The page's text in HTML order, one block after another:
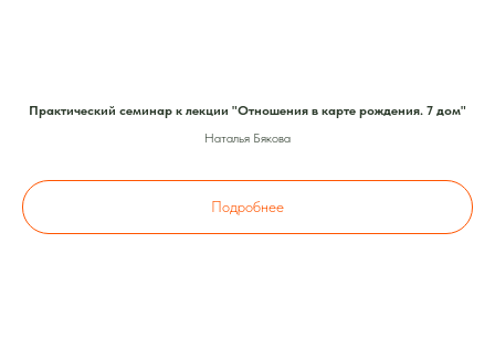
Практический семинар к лекции "Отношения в карте рождения. 7 дом"
Наталья Бякова
Подробнее